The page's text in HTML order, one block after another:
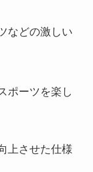
などの激しい
ポーツを楽し
上させた仕様